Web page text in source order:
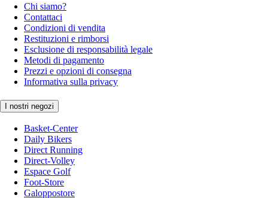
Chi siamo?
Contattaci
Condizioni di vendita
Restituzioni e rimborsi
Esclusione di responsabilità legale
Metodi di pagamento
Prezzi e opzioni di consegna
Informativa sulla privacy
I nostri negozi
Basket-Center
Daily Bikers
Direct Running
Direct-Volley
Espace Golf
Foot-Store
Galoppostore